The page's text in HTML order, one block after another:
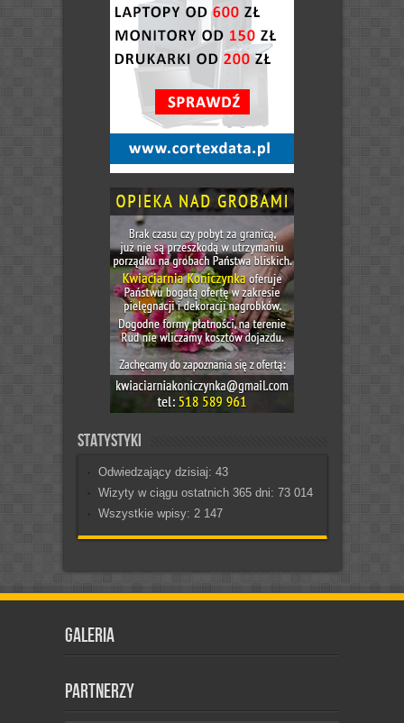
Statystyki
Odwiedzający dzisiaj: 43
Wizyty w ciągu ostatnich 365 dni: 73 014
Wszystkie wpisy: 2 147
Galeria
Partnerzy